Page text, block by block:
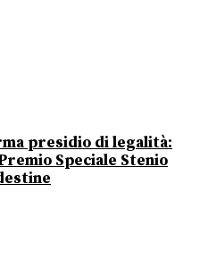
presidio di legalità:
Speciale Stenio